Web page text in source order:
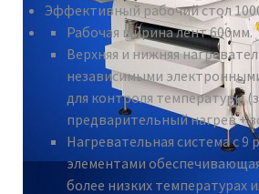
Эффективный рабочий стол
Рабочая ширина лент 600мм.
Верхняя и нижняя
независимыми
для контроля температуры
предварительный нагрев +
Нагревательная система с 9
элементами
более низких температурах